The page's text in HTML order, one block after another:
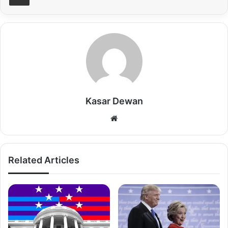
বাইডেন নিজের পরীক্ষায় ব্যর্থ হয়েছেন।
Kasar Dewan
Related Articles